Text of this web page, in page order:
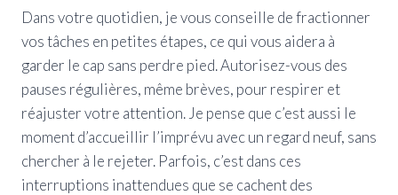
Dans votre quotidien, je vous conseille de fractionner
vos tâches en petites étapes, ce qui vous aidera à
garder le cap sans perdre pied. Autorisez-vous des
pauses régulières, même brèves, pour respirer et
réajuster votre attention. Je pense que c’est aussi le
moment d’accueillir l’imprévu avec un regard neuf, sans
chercher à le rejeter. Parfois, c’est dans ces
interruptions inattendues que se cachent des